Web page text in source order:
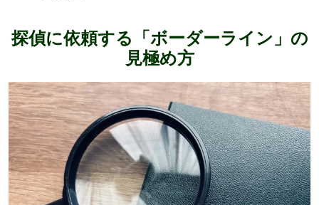
探偵に依頼する「ボーダーライン」の
見極め方